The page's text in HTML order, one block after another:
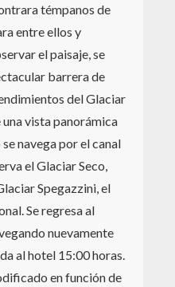
témpanos de
entre ellos y
el paisaje, se
barrera de
del Glaciar
una vista panorámica
navega por el canal
el Glaciar Seco,
Spegazzini, el
Se regresa al
nuevamente
al hotel 15:00 horas.
en función de